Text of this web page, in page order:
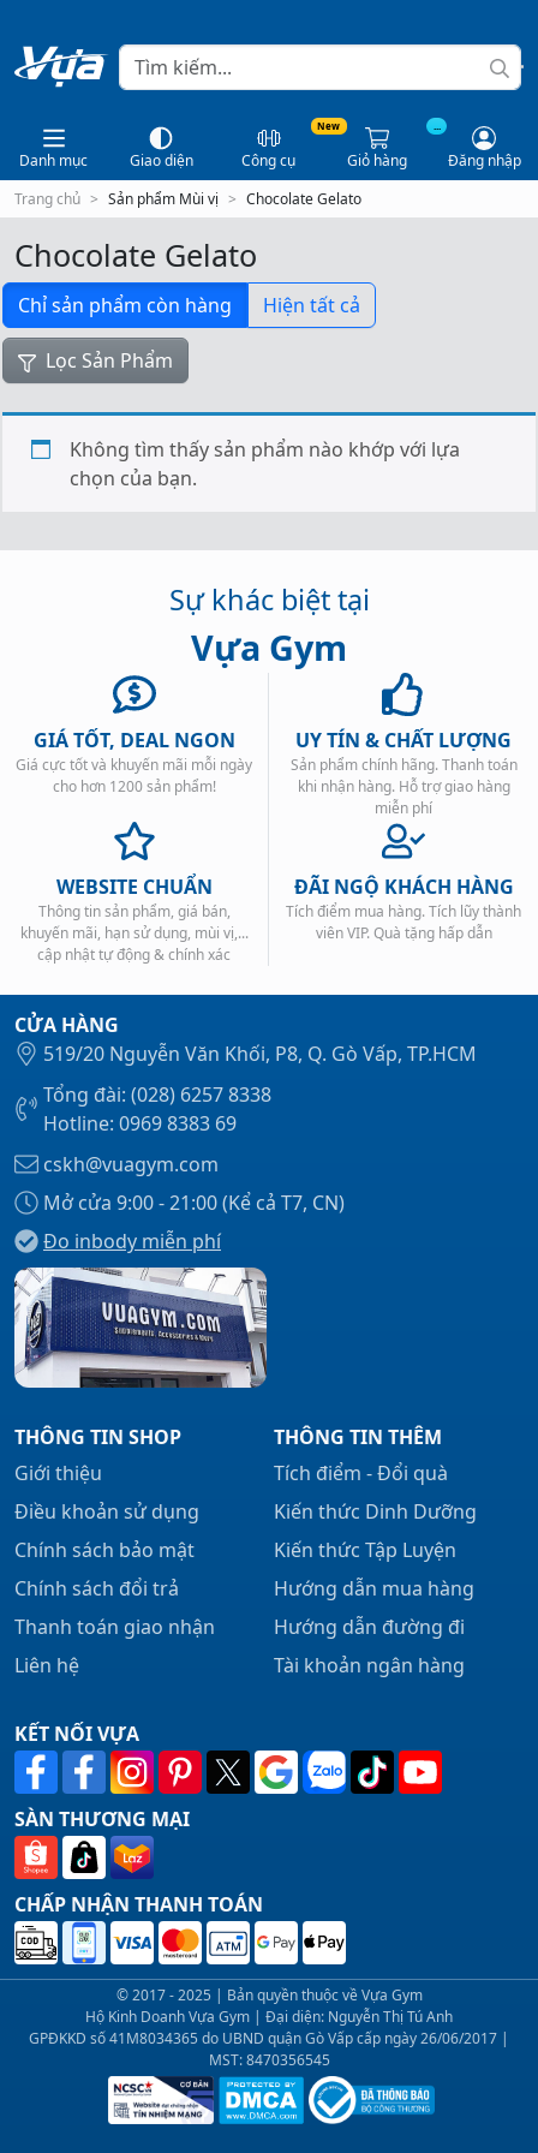
Danh mục Giao diện
New
Công cụ
...
Giỏ hàng
Đăng nhập
Trang chủ
Sản phẩm Mùi vị Chocolate Gelato
Chocolate Gelato
Chỉ sản phẩm còn hàng Hiện tất cả
Lọc Sản Phẩm
Không tìm thấy sản phẩm nào khớp với lựa
chọn của bạn.
Sự khác biệt tại
Vựa Gym
GIÁ TỐT, DEAL NGON
Giá cực tốt và khuyến mãi mỗi ngày
cho hơn 1200 sản phẩm!
UY TÍN & CHẤT LƯỢNG
Sản phẩm chính hãng. Thanh toán
khi nhận hàng. Hỗ trợ giao hàng
miễn phí
WEBSITE CHUẨN
Thông tin sản phẩm, giá bán,
khuyến mãi, hạn sử dụng, mùi vị,...
cập nhật tự động & chính xác
ĐÃI NGỘ KHÁCH HÀNG
Tích điểm mua hàng. Tích lũy thành
viên VIP. Quà tặng hấp dẫn
CỬA HÀNG
519/20 Nguyễn Văn Khối, P8, Q. Gò Vấp, TP.HCM
Tổng đài: (028) 6257 8338
Hotline: 0969 8383 69
cskh@vuagym.com
Mở cửa 9:00 - 21:00 (Kể cả T7, CN)
Đo inbody miễn phí
THÔNG TIN SHOP
Giới thiệu
Điều khoản sử dụng
Chính sách bảo mật
Chính sách đổi trả
Thanh toán giao nhận
Liên hệ
THÔNG TIN THÊM
Tích điểm - Đổi quà
Kiến thức Dinh Dưỡng
Kiến thức Tập Luyện
Hướng dẫn mua hàng
Hướng dẫn đường đi
Tài khoản ngân hàng
KẾT NỐI VỰA
SÀN THƯƠNG MẠI
CHẤP NHẬN THANH TOÁN
© 2017 - 2025 | Bản quyền thuộc về Vựa Gym
Hộ Kinh Doanh Vựa Gym | Đại diện: Nguyễn Thị Tú Anh
GPĐKKD số 41M8034365 do UBND quận Gò Vấp cấp ngày 26/06/2017 |
MST: 8470356545